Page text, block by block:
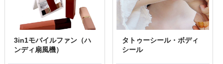
3in1モバイルファン（ハ
ンディ扇風機）
タトゥーシール・ボディ
シール